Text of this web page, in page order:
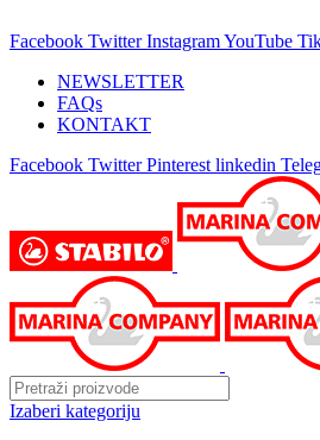
Facebook Twitter InstagramYouTube
NEWSLETTER
FAQs
KONTAKT
Facebook Twitter Pinterest linkedin
Izaberi kategoriju